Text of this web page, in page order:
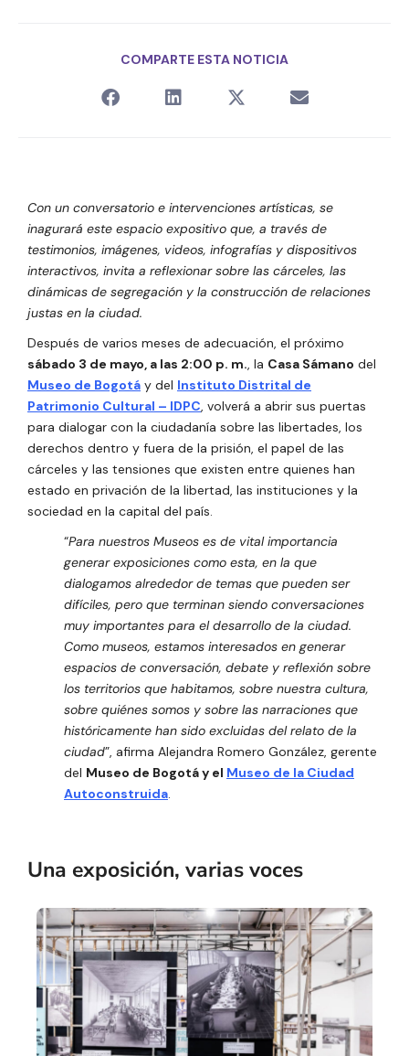
COMPARTE ESTA NOTICIA
Con un conversatorio e intervenciones artísticas, se
inagurará este espacio expositivo que, a través de
testimonios, imágenes, videos, infografías y dispositivos
interactivos, invita a reflexionar sobre las cárceles, las
dinámicas de segregación y la construcción de relaciones
justas en la ciudad.
Después de varios meses de adecuación, el próximo
sábado 3 de mayo, a las 2:00 p. m., la Casa Sámano del
Museo de Bogotá y del Instituto Distrital de
Patrimonio Cultural – IDPC, volverá a abrir sus puertas
para dialogar con la ciudadanía sobre las libertades, los
derechos dentro y fuera de la prisión, el papel de las
cárceles y las tensiones que existen entre quienes han
estado en privación de la libertad, las instituciones y la
sociedad en la capital del país.
“Para nuestros Museos es de vital importancia
generar exposiciones como esta, en la que
dialogamos alrededor de temas que pueden ser
difíciles, pero que terminan siendo conversaciones
muy importantes para el desarrollo de la ciudad.
Como museos, estamos interesados en generar
espacios de conversación, debate y reflexión sobre
los territorios que habitamos, sobre nuestra cultura,
sobre quiénes somos y sobre las narraciones que
históricamente han sido excluidas del relato de la
ciudad”, afirma Alejandra Romero González, gerente
del Museo de Bogotá y el Museo de la Ciudad
Autoconstruida.
Una exposición, varias voces